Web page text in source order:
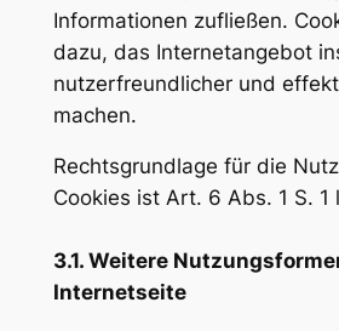
Informationen zufließen.
dazu, das Internetangebot
nutzerfreundlicher und
machen.
Rechtsgrundlage für die
Cookies ist Art. 6 Abs. 1 S. 1
3.1. Weitere
Internetseite